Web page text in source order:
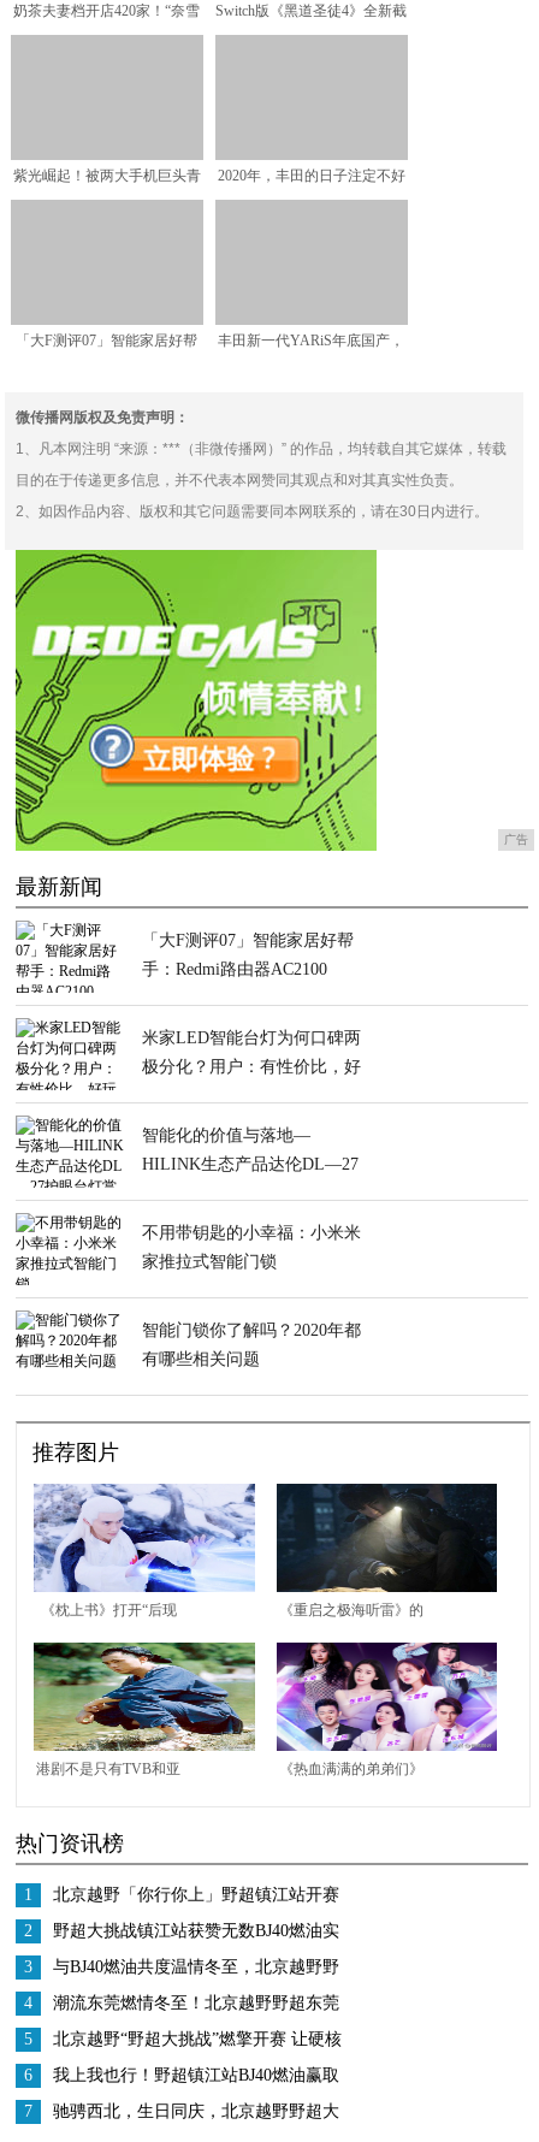
奶茶夫妻档开店420家！“奈雪
Switch版《黑道圣徒4》全新截
紫光崛起！被两大手机巨头青
2020年，丰田的日子注定不好
「大F测评07」智能家居好帮
丰田新一代YARiS年底国产，
微传播网版权及免责声明：
1、凡本网注明 “来源：***（非微传播网）” 的作品，均转载自其它媒体，转载
目的在于传递更多信息，并不代表本网赞同其观点和对其真实性负责。
2、如因作品内容、版权和其它问题需要同本网联系的，请在30日内进行。
广告
最新新闻
「大F测评07」智能家居好帮
手：Redmi路由器AC2100
米家LED智能台灯为何口碑两
极分化？用户：有性价比，好
智能化的价值与落地—
HILINK生态产品达伦DL—27
不用带钥匙的小幸福：小米米
家推拉式智能门锁
智能门锁你了解吗？2020年都
有哪些相关问题
推荐图片
《枕上书》打开“后现
代仙侠”，《琉璃》发
扬光大，放大爱而不得
《重启之极海听雷》的
结局是什么？吴邪最终
找到雷城病情缓解
港剧不是只有TVB和亚
剧，不比TVB差
《热血满满的弟弟们》
热门资讯榜
1
北京越野「你行你上」野超镇江站开赛
携手江苏车主肆意开野
2
野超大挑战镇江站获赞无数BJ40燃油实
力诠释「你行你上」内涵
3
与BJ40燃油共度温情冬至，北京越野野
超东莞站融入本地潮流氛围
4
潮流东莞燃情冬至！北京越野野超东莞
站BJ40燃油硬核实力圈粉
5
北京越野“野超大挑战”燃擎开赛 让硬核
越野扎根人间烟火
6
我上我也行！野超镇江站BJ40燃油赢取
江苏用户口碑
7
驰骋西北，生日同庆，北京越野野超大